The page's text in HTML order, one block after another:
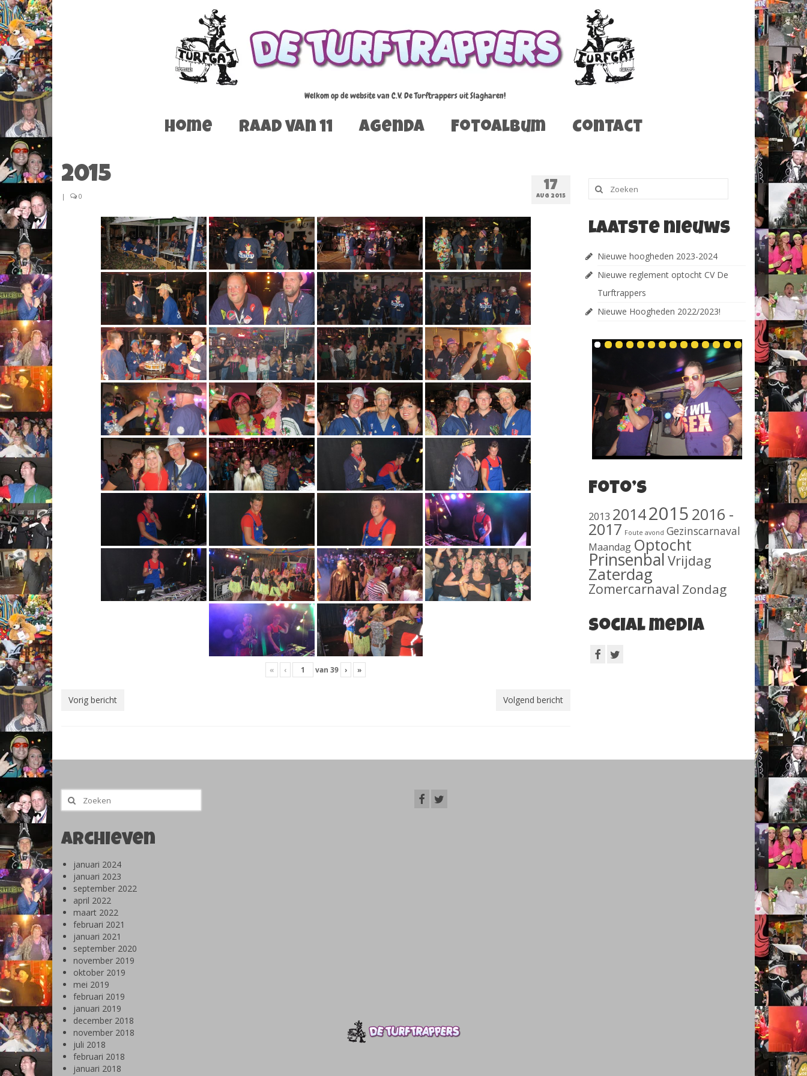
Welkom op de website van C.V. De Turftrappers uit Slagharen!
Home Raad van 11 Agenda Fotoalbum Contact
17
AUG 2015
2015
| 0
« ‹ van39 › »
Vorig bericht Volgend bericht
Zoeken
naar:
Laatste nieuws
Nieuwe hoogheden 2023-2024
Nieuwe reglement optocht CV De
Turftrappers
Nieuwe Hoogheden 2022/2023!
Foto’s
2013 20142015 2016 -
2017 Foute avond Gezinscarnaval
Maandag Optocht
Prinsenbal Vrijdag
Zaterdag
Zomercarnaval Zondag
Social media
Zoeken
naar:
Archieven
januari 2024
januari 2023
september 2022
april 2022
maart 2022
februari 2021
januari 2021
september 2020
november 2019
oktober 2019
mei 2019
februari 2019
januari 2019
december 2018
november 2018
juli 2018
februari 2018
januari 2018